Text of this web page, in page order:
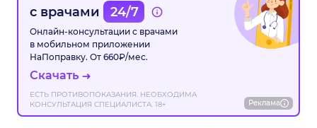
с врачами
24/7
Онлайн-консультации с врачами
в мобильном приложении
НаПоправку. От 660₽/мес.
Скачать
ЕСТЬ ПРОТИВОПОКАЗАНИЯ. НЕОБХОДИМА
КОНСУЛЬТАЦИЯ СПЕЦИАЛИСТА. 18+
Реклама